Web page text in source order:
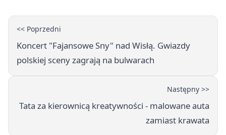
<< Poprzedni
Koncert "Fajansowe Sny" nad Wisłą. Gwiazdy
polskiej sceny zagrają na bulwarach
Następny >>
Tata za kierownicą kreatywności - malowane auta
zamiast krawata